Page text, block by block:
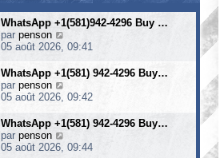
WhatsApp +1(581)942-4296 Buy …
par penson
o
r
e
e
r
n
05 août 2026, 09:41
WhatsApp +1(581) 942-4296 Buy…
par penson
o
r
e
05 août 2026, 09:42
WhatsApp +1(581) 942-4296 Buy…
par penson
o
05 août 2026, 09:44